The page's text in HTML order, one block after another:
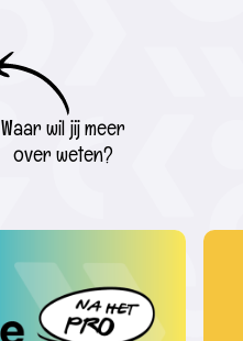
Waar wil jij meer
over weten?